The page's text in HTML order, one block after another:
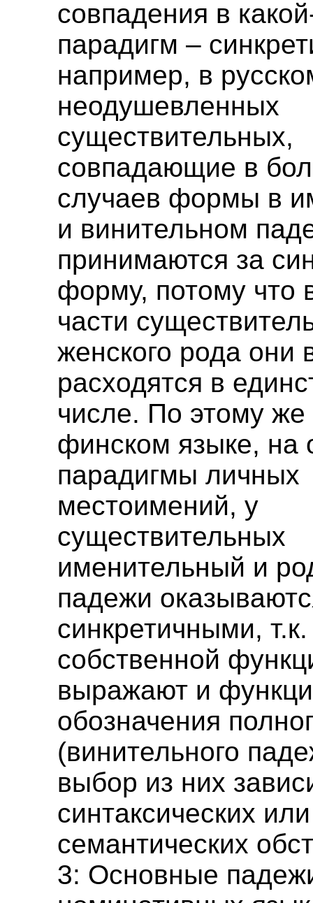
совпадения в
парадигм –
например, в
неодушевленных
существительных,
совпадающие в
случаев формы в
и винительном
принимаются за
форму, потому что
части
женского рода они
расходятся в
числе. По этому же
финском языке, на
парадигмы личных
местоимений, у
существительных
именительный и
падежи
синкретичными,
собственной
выражают и
обозначения
(винительного
выбор из них
синтаксических или
семантических
3: Основные